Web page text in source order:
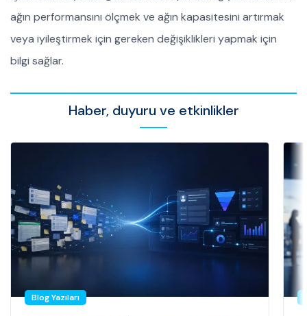
ağın performansını ölçmek ve ağın kapasitesini artırmak
veya iyileştirmek için gereken değişiklikleri yapmak için
bilgi sağlar.
Haber, duyuru ve etkinlikler
Blog Yazıları